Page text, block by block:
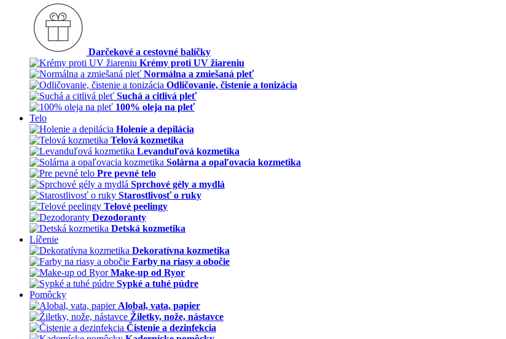
Darčekové a cestovné balíčky
Krémy proti UV žiareniu
Normálna a zmiešaná pleť
Odličovanie, čistenie a tonizácia
Suchá a citlivá pleť
100% oleja na pleť
Telo
Holenie a depilácia
Telová kozmetika
Levanduľová kozmetika
Solárna a opaľovacia kozmetika
Pre pevné telo
Sprchové gély a mydlá
Starostlivosť o ruky
Telové peelingy
Dezodoranty
Detská kozmetika
Líčenie
Dekoratívna kozmetika
Farby na riasy a obočie
Make-up od Ryor
Sypké a tuhé púdre
Pomôcky
Alobal, vata, papier
Žiletky, nože, nástavce
Čistenie a dezinfekcia